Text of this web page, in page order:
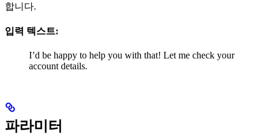
합니다.
입력 텍스트:
I’d be happy to help you with that! Let me check your
account details.
파라미터